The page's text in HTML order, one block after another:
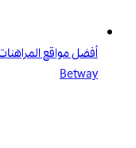
أفضل مواقع
Betway